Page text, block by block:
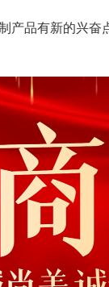
品有新的兴奋